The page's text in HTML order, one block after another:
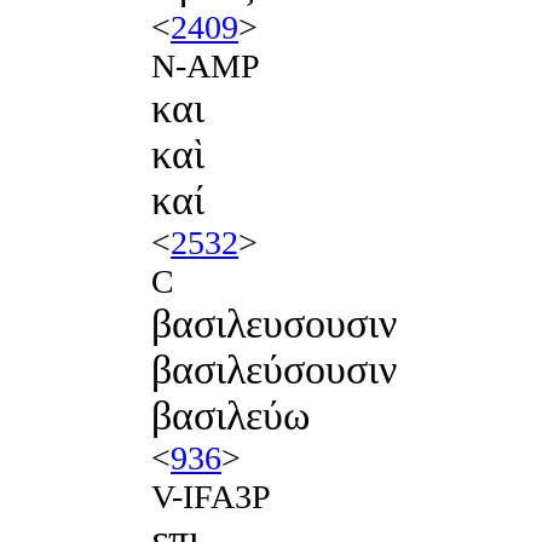
<2409>
N-AMP
και
καὶ
καί
<2532>
C
βασιλευσουσιν
βασιλεύσουσιν
βασιλεύω
<936>
V-IFA3P